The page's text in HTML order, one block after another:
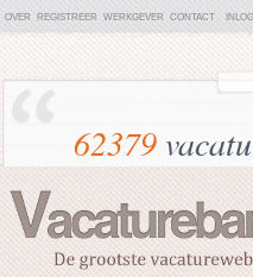
OVER REGISTREER WERKGEVER CONTACT
62379